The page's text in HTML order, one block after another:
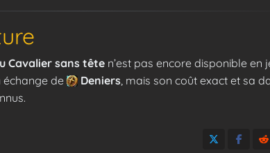
Cavalier sans tête n’est pas encore disponible en
échange de Deniers , mais son coût exact et sa